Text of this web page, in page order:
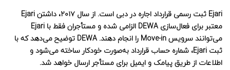
Ejari ثبت رسمی قرارداد اجاره در دبی است. از سال ۲۰۱۷، داشتن Ejari
معتبر برای فعال‌سازی DEWA الزامی شده و مستأجران فقط با Ejari
می‌توانند سرویس Move-in را انجام دهند. DEWA توضیح می‌دهد که با
ثبت Ejari، شماره حساب قرارداد به‌صورت خودکار ساخته می‌شود و
اطلاعات از طریق پیامک و ایمیل برای مستأجر ارسال خواهد شد.